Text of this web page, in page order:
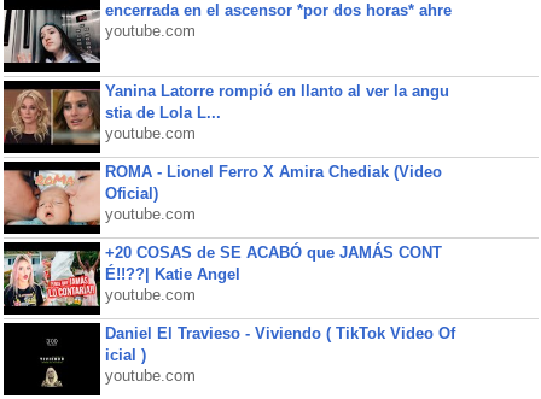
encerrada en el ascensor *por dos horas* ahre
youtube.com
Yanina Latorre rompió en llanto al ver la angu
stia de Lola L...
youtube.com
ROMA - Lionel Ferro X Amira Chediak (Video
Oficial)
youtube.com
+20 COSAS de SE ACABÓ que JAMÁS CONT
É!!??| Katie Angel
youtube.com
Daniel El Travieso - Viviendo ( TikTok Video Of
icial )
youtube.com